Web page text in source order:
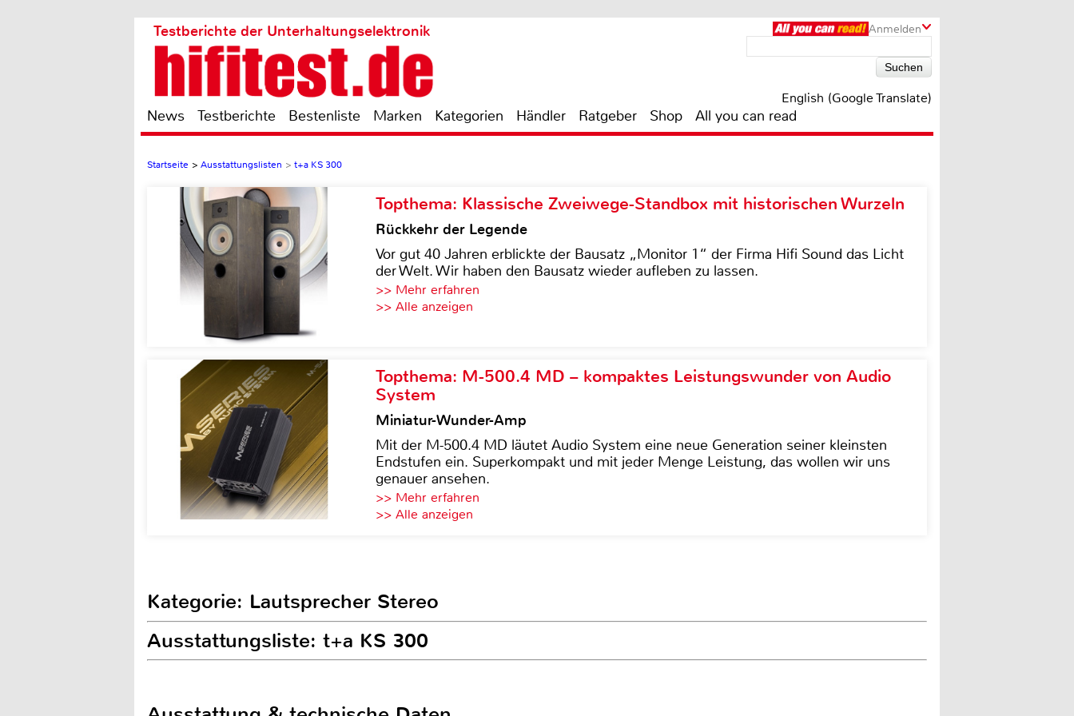
Anmelden
Testberichte der Unterhaltungselektronik
English (Google Translate)
News Testberichte Bestenliste Marken Kategorien Händler Ratgeber Shop All you can read
Startseite > Ausstattungslisten > t+a KS 300
Topthema: Klassische Zweiwege-Standbox mit historischen Wurzeln
Rückkehr der Legende
Vor gut 40 Jahren erblickte der Bausatz „Monitor 1“ der Firma Hifi Sound das Licht
der Welt. Wir haben den Bausatz wieder aufleben zu lassen.
>> Mehr erfahren
>> Alle anzeigen
Topthema: M-500.4 MD – kompaktes Leistungswunder von Audio
System
Miniatur-Wunder-Amp
Mit der M-500.4 MD läutet Audio System eine neue Generation seiner kleinsten
Endstufen ein. Superkompakt und mit jeder Menge Leistung, das wollen wir uns
genauer ansehen.
>> Mehr erfahren
>> Alle anzeigen
Kategorie: Lautsprecher Stereo
Ausstattungsliste: t+a KS 300